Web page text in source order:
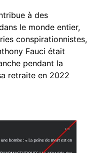
à des
le monde entier,
conspirationnistes,
Fauci était
pendant la
retraite en 2022